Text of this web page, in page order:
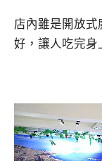
店內雖是開放式
好，讓人吃完身